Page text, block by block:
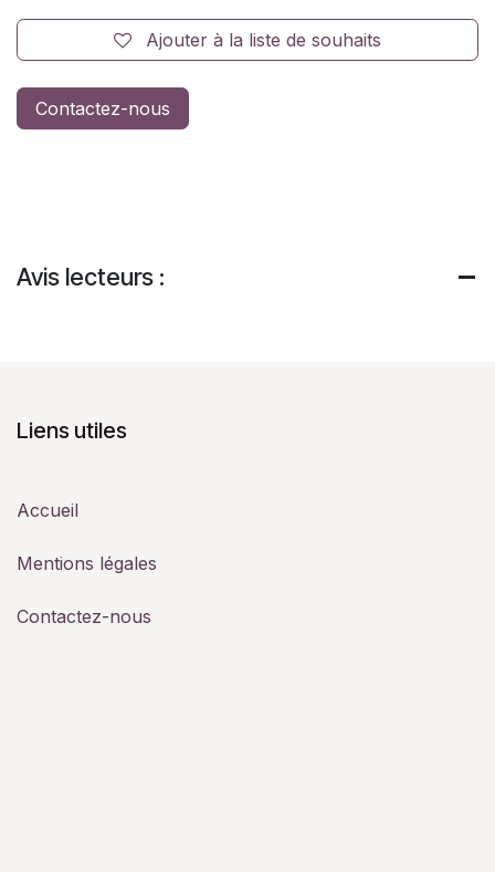
Ajouter à la liste de souhaits
Contactez-nous
Avis lecteurs :
Liens utiles
Accueil
Mentions légales
Contactez-nous